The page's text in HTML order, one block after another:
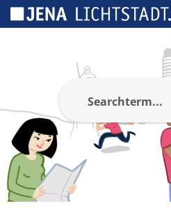
Panel zarządzania plikami cookies